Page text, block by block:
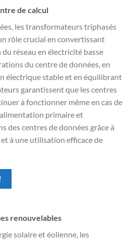
de calcul
les transformateurs triphasés
rôle crucial en convertissant
réseau en électricité basse
du centre de données, en
électrique stable et en équilibrant
garantissent que les centres
à fonctionner même en cas de
primaire et
des centres de données grâce à
à une utilisation efficace de
renouvelables
solaire et éolienne, les